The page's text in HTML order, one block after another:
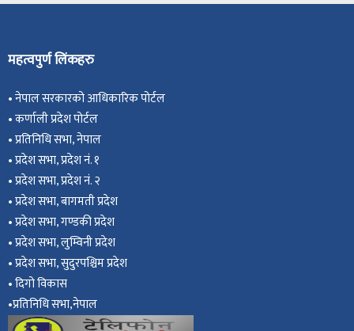
महत्वपुर्ण लिंकहरु
•नेपाल सरकारको आधिकारिक पोर्टल
•कर्णाली प्रदेश पोर्टल
•प्रतिनिधि सभा, नेपाल
•प्रदेश सभा, प्रदेश नं. १
•प्रदेश सभा, प्रदेश नं. २
•प्रदेश सभा, बागमती प्रदेश
•प्रदेश सभा, गण्डकी प्रदेश
•प्रदेश सभा, लुम्विनी प्रदेश
•प्रदेश सभा, सुदुरपश्चिम प्रदेश
•दिगो विकास
•प्रतिनिधि सभा,नेपाल